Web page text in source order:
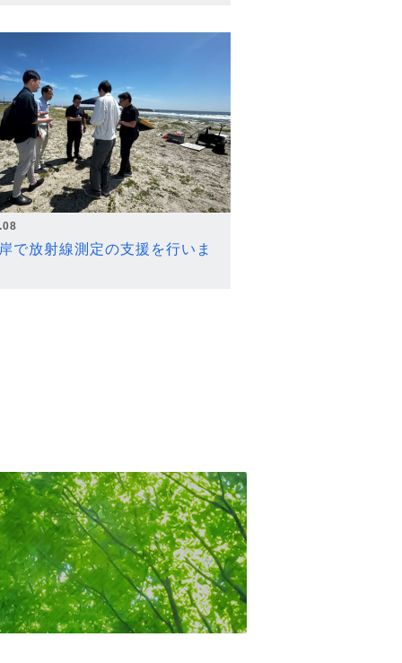
で放射線測定の支援を行いま